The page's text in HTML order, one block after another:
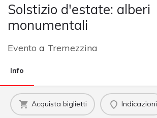
Solstizio d'estate: alberi
monumentali
Evento a Tremezzina
Info
Acquista biglietti Indicazioni